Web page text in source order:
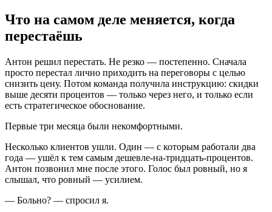
Что на самом деле меняется, когда
перестаёшь
Антон решил перестать. Не резко — постепенно. Сначала
просто перестал лично приходить на переговоры с целью
снизить цену. Потом команда получила инструкцию: скидки
выше десяти процентов — только через него, и только если
есть стратегическое обоснование.
Первые три месяца были некомфортными.
Несколько клиентов ушли. Один — с которым работали два
года — ушёл к тем самым дешевле-на-тридцать-процентов.
Антон позвонил мне после этого. Голос был ровный, но я
слышал, что ровный — усилием.
— Больно? — спросил я.